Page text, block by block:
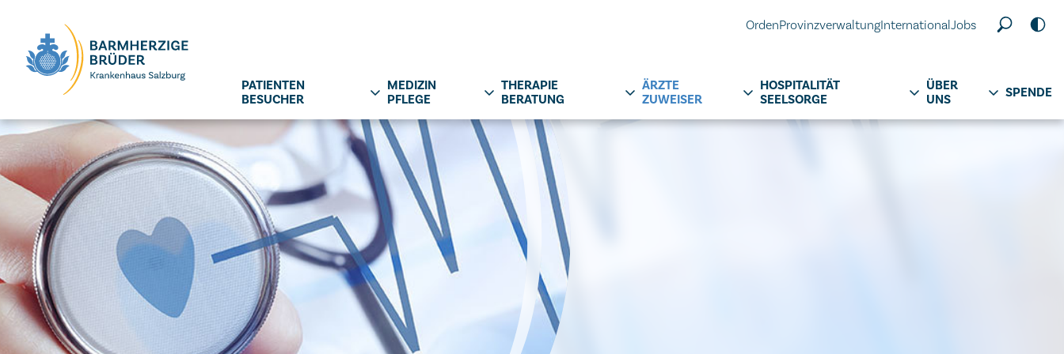
OrdenProvinzverwaltungInternationalJobs
PATIENTEN
BESUCHER
MEDIZIN
PFLEGE
THERAPIE
BERATUNG
ÄRZTE
ZUWEISER
HOSPITALITÄT
SEELSORGE
ÜBER
UNS
SPENDE